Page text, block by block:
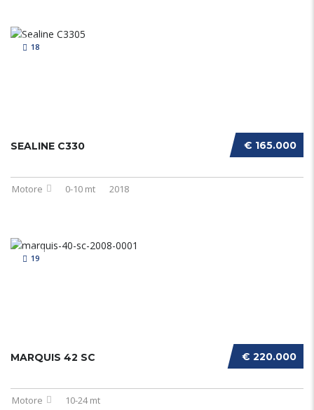
18
€ 165.000
SEALINE C330
Motore 0-10 mt 2018
19
€ 220.000
MARQUIS 42 SC
Motore 10-24 mt